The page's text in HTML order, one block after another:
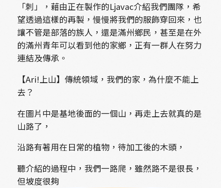
「刺」，藉由正在製作的Ljavac介紹我們團隊，希
望透過這樣的再製，慢慢將我們的服飾穿回來，也
讓不管是部落的族人，還是滿州鄉民，甚至是在外
的滿州青年可以看到他的家鄉，正有一群人在努力
連結及傳承。
【Ari!上山】傳統領域，我們的家，為什麼不能上
去？
在圖片中是基地後面的一個山，再走上去就真的是
山路了，
沿路有著用在日常的植物，待加工後的木頭，
聽介紹的過程中，我們一路爬，雖然路不是很長，
但坡度很夠